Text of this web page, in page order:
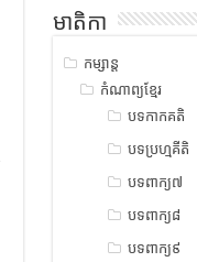
មាតិកា
កម្សាន្ត
កំណាព្យខ្មែរ
បទកាកគតិ
បទប្រហ្មគីតិ
បទពាក្យ៧
បទពាក្យ៨
បទពាក្យ៩